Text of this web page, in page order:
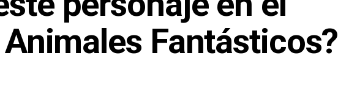
Fantásticos?